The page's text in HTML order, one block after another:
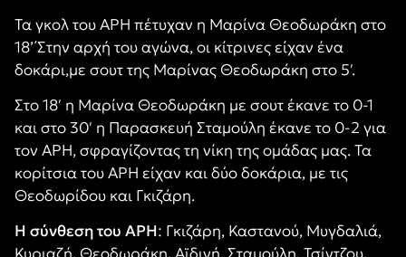
Τα γκολ του ΑΡΗ πέτυχαν η Μαρίνα Θεοδωράκη στο
18’΄Στην αρχή του αγώνα, οι κίτρινες είχαν ένα
δοκάρι,με σουτ της Μαρίνας Θεοδωράκη στο 5′.
Στο 18′ η Μαρίνα Θεοδωράκη με σουτ έκανε το 0-1
και στο 30′ η Παρασκευή Σταμούλη έκανε το 0-2 για
τον ΑΡΗ, σφραγίζοντας τη νίκη της ομάδας μας. Τα
κορίτσια του ΑΡΗ είχαν και δύο δοκάρια, με τις
Θεοδωρίδου και Γκιζάρη.
Η σύνθεση του ΑΡΗ: Γκιζάρη, Καστανού, Μυγδαλιά,